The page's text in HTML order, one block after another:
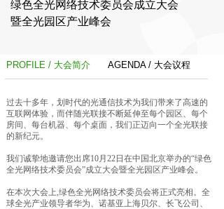
绿色全光网络技术委员会成立大会
暨全光园区产业峰会
PROFILE / 大会简介 AGENDA / 大会议程
过去十多年，划时代的光通信技术为我们带来了高速的
互联网体验，而伴随光联接不断延伸至每个园区、每个
房间、每台机器、每个桌面，我们正迈向一个全光联接
的新纪元。
我们诚挚地邀请您出席10月22日在中国北京举办的“绿色
全光网络技术委员会”成立大会暨全光园区产业峰会。
在本次大会上,绿色全光网络技术委员会将正式亮相。全
球全光产业领导者华为、诺基亚上海贝尔、长飞公司、